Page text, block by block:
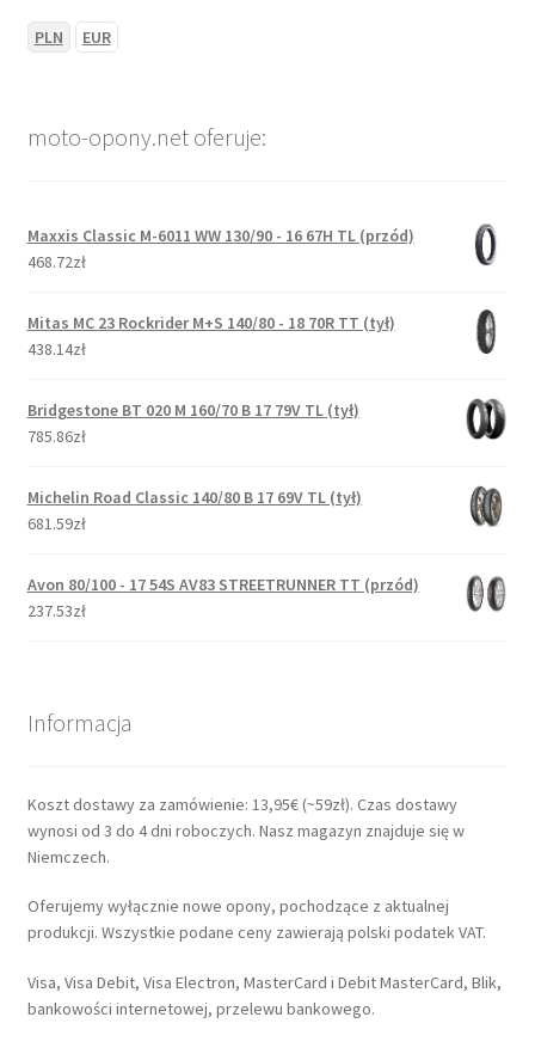
PLN EUR
moto-opony.net oferuje:
Maxxis Classic M-6011 WW 130/90 - 16 67H TL (przód)
468.72zł
Mitas MC 23 Rockrider M+S 140/80 - 18 70R TT (tył)
438.14zł
Bridgestone BT 020 M 160/70 B 17 79V TL (tył)
785.86zł
Michelin Road Classic 140/80 B 17 69V TL (tył)
681.59zł
Avon 80/100 - 17 54S AV83 STREETRUNNER TT (przód)
237.53zł
Informacja
Koszt dostawy za zamówienie: 13,95€ (~59zł). Czas dostawy
wynosi od 3 do 4 dni roboczych. Nasz magazyn znajduje się w
Niemczech.
Oferujemy wyłącznie nowe opony, pochodzące z aktualnej
produkcji. Wszystkie podane ceny zawierają polski podatek VAT.
Visa, Visa Debit, Visa Electron, MasterCard i Debit MasterCard, Blik,
bankowości internetowej, przelewu bankowego.